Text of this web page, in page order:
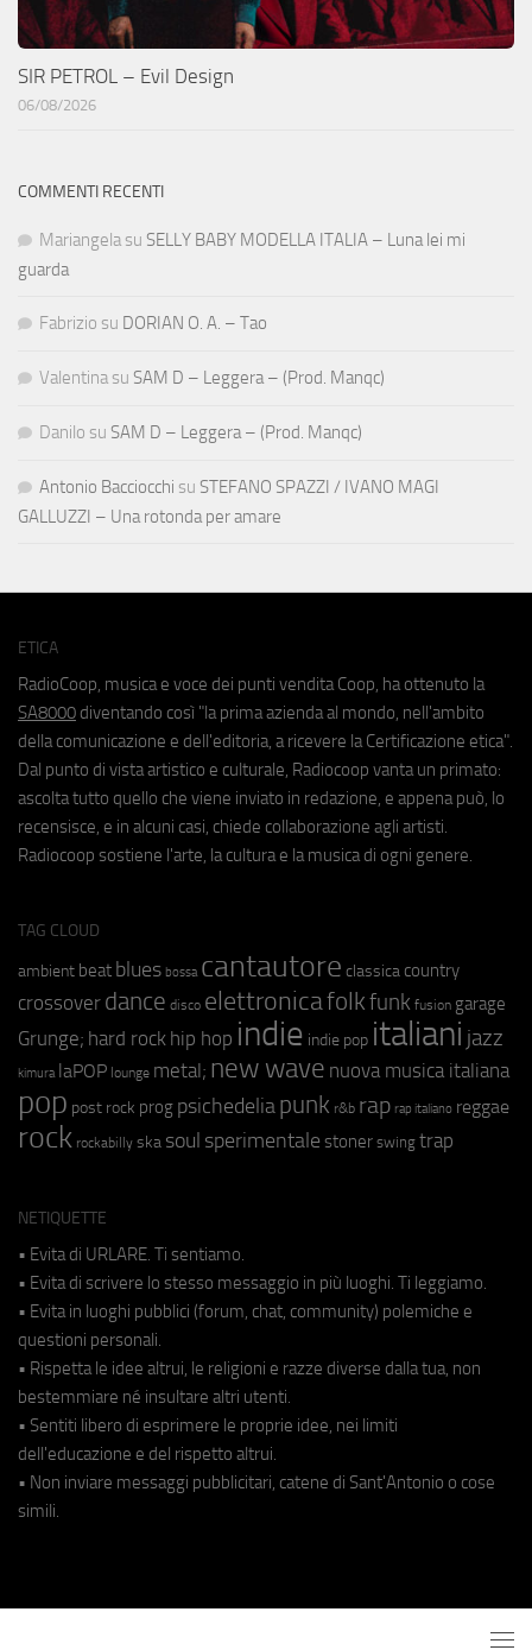
SIR PETROL – Evil Design
06/08/2026
COMMENTI RECENTI
Mariangela su SELLY BABY MODELLA ITALIA – Luna lei mi
guarda
Fabrizio su DORIAN O. A. – Tao
Valentina su SAM D – Leggera – (Prod. Manqc)
Danilo su SAM D – Leggera – (Prod. Manqc)
Antonio Bacciocchi su STEFANO SPAZZI / IVANO MAGI
GALLUZZI – Una rotonda per amare
ETICA
RadioCoop, musica e voce dei punti vendita Coop, ha ottenuto la
SA8000 diventando così "la prima azienda al mondo, nell'ambito
della comunicazione e dell'editoria, a ricevere la Certificazione etica".
Dal punto di vista artistico e culturale, Radiocoop vanta un primato:
ascolta tutto quello che viene inviato in redazione, e appena può, lo
recensisce, e in alcuni casi, chiede collaborazione agli artisti.
Radiocoop sostiene l'arte, la cultura e la musica di ogni genere.
TAG CLOUD
ambient beat blues bossa cantautore classica country
crossover dance disco elettronicafolkfunk fusion garage
Grunge; hard rock hip hop indie indie pop italiani jazz
kimura laPOP lounge metal; new wave nuova musica italiana
pop post rock prog psichedeliapunk r&b rap rap italiano reggae
rock rockabilly ska soul sperimentale stoner swing trap
NETIQUETTE
• Evita di URLARE. Ti sentiamo.
• Evita di scrivere lo stesso messaggio in più luoghi. Ti leggiamo.
• Evita in luoghi pubblici (forum, chat, community) polemiche e
questioni personali.
• Rispetta le idee altrui, le religioni e razze diverse dalla tua, non
bestemmiare né insultare altri utenti.
• Sentiti libero di esprimere le proprie idee, nei limiti
dell'educazione e del rispetto altrui.
• Non inviare messaggi pubblicitari, catene di Sant'Antonio o cose
simili.